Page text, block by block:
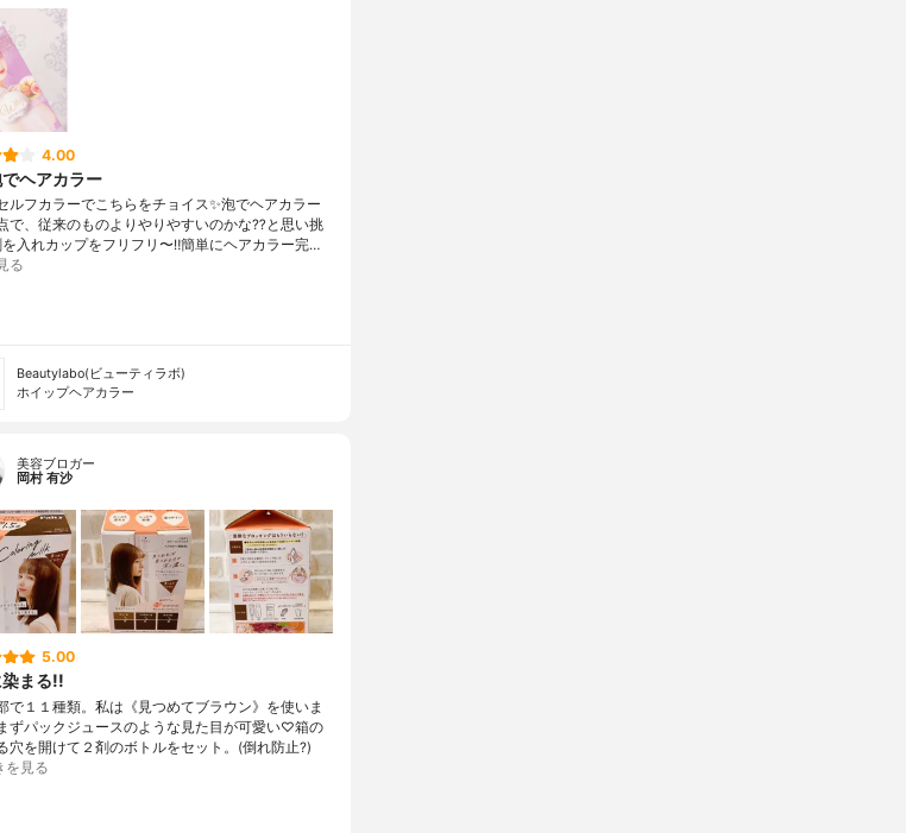
4.00
ヘアカラー
ルフカラーでこちらをチョイス✨泡でヘアカラー
で、従来のものよりやりやすいのかな⁇と思い挑
入れカップをフリフリ〜‼︎簡単にヘアカラー完…
る
Beautylabo(ビューティラボ)
ホイップヘアカラー
美容ブロガー
岡村 有沙
5.00
まる!!
で１１種類。私は《見つめてブラウン》を使いま
ずパックジュースのような見た目が可愛い♡箱の
穴を開けて２剤のボトルをセット。(倒れ防止?)
を見る